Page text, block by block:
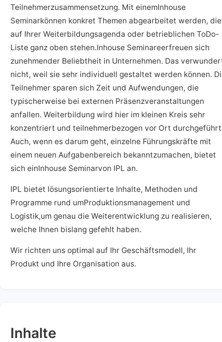
Teilnehmerzusammensetzung. Mit einemInhouse
Seminarkönnen konkret Themen abgearbeitet werden, die
auf Ihrer Weiterbildungsagenda oder betrieblichen ToDo-
Liste ganz oben stehen.Inhouse Seminareerfreuen sich
zunehmender Beliebtheit in Unternehmen. Das
nicht, weil sie sehr individuell gestaltet werden können.
Teilnehmer sparen sich Zeit und Aufwendungen, die
typischerweise bei externen Präsenzveranstaltungen
anfallen. Weiterbildung wird hier im kleinen Kreis sehr
konzentriert und teilnehmerbezogen vor Ort
Auch, wenn es darum geht, einzelne Führungskräfte mit
einem neuen Aufgabenbereich bekanntzumachen, bietet
sich einInhouse Seminarvon IPL an.
IPL bietet lösungsorientierte Inhalte, Methoden und
Programme rund umProduktionsmanagement und
Logistik,um genau die Weiterentwicklung zu realisieren,
welche Ihnen bislang gefehlt haben.
Wir richten uns optimal auf Ihr Geschäftsmodell, Ihr
Produkt und Ihre Organisation aus.
Inhalte